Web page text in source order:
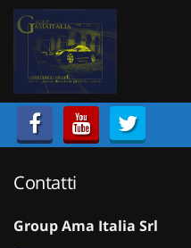
HOME
LISTA VEICOLI
ACQUISTIAMO USATO
ASSISTENZA
CONTATTI
Contatti
Group Ama Italia Srl
Le
tue
preferenze
di
consenso
Il
pannello
ti
di